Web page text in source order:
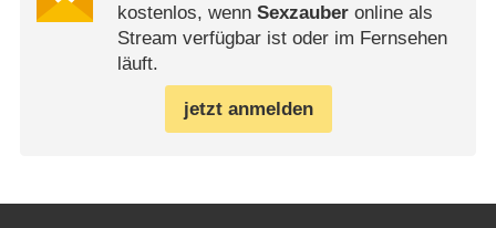
kostenlos, wenn Sexzauberonline als
Stream verfügbar ist oder im Fernsehen
läuft.
jetzt anmelden